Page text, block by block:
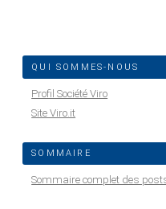
QUI SOMMES-NOUS
Profil Société Viro
Site Viro.it
SOMMAIRE
Sommaire complet des